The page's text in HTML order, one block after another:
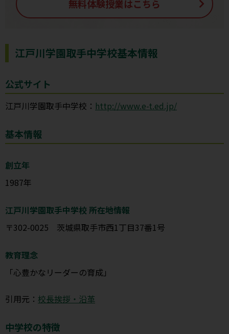
無料体験授業はこちら
江戸川学園取手中学校基本情報
公式サイト
江戸川学園取手中学校： http://www.e-t.ed.jp/
基本情報
創立年
1987年
江戸川学園取手中学校 所在地情報
〒302-0025 茨城県取手市西1丁目37番1号
教育理念
「心豊かなリーダーの育成」
引用元： 校長挨拶・沿革
中学校の特徴